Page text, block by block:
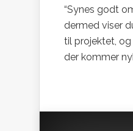
“Synes godt
dermed viser
til projektet,
der kommer